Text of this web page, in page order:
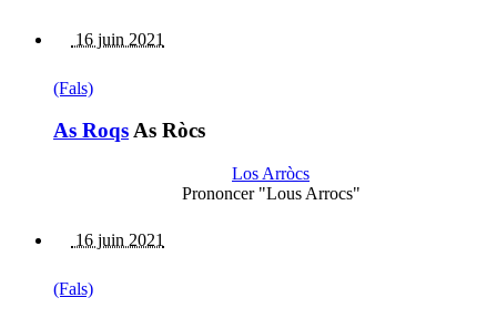
16 juin 2021
(Fals)
As RoqsAs Ròcs
Los Arròcs
Prononcer "Lous Arrocs"
16 juin 2021
(Fals)